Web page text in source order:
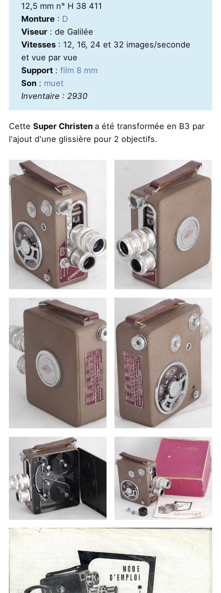
12,5 mm n° H 38 411
Monture: D
Viseur: de Galilée
Vitesses: 12, 16, 24 et 32 images/seconde
et vue par vue
Support: film 8 mm
Son: muet
Inventaire : 2930
Cette Super Christen a été transformée en B3 par
l'ajout d'une glissière pour 2 objectifs.